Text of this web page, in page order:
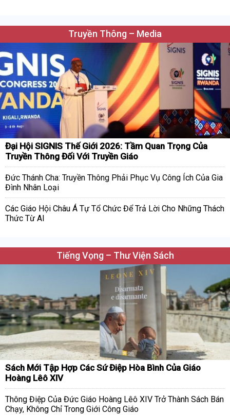
Truyền Thông – Media
Đại Hội SIGNIS Thế Giới 2026: Tầm Quan Trọng Của
Truyền Thông Đối Với Truyền Giáo
Đức Thánh Cha: Truyền Thông Phải Phục Vụ Công Ích Của Gia
Đình Nhân Loại
Các Giáo Hội Châu Á Tự Tổ Chức Để Trả Lời Cho Những Thách
Thức Từ AI
Tiếng Vọng – Thư Viện Sách
Sách Mới Tập Hợp Các Sứ Điệp Hòa Bình Của Giáo
Hoàng Lêô XIV
Thông Điệp Của Đức Giáo Hoàng Lêô XIV Trở Thành Sách Bán
Chạy, Không Chỉ Trong Giới Công Giáo